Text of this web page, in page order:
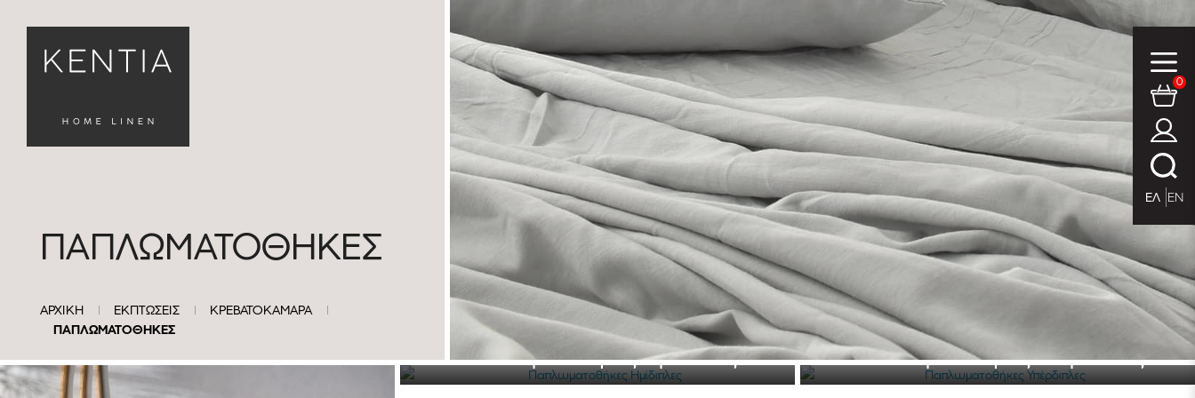
0
ΕΛ EN
ΠΑΠΛΩΜΑΤΟΘΗΚΕΣ
ΑΡΧΙΚΗ ΕΚΠΤΩΣΕΙΣ
ΚΡΕΒΑΤΟΚΑΜΑΡΑ
ΠΑΠΛΩΜΑΤΟΘΗΚΕΣ
ΦΙΛΤΡΑ
Καθαρισμός
Παπλωματοθήκες Ημίδιπλες Παπλωματοθήκες Υπέρδιπλες